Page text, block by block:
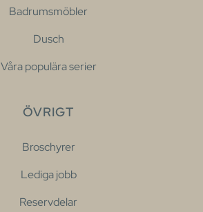
Badrumsmöbler
Dusch
Våra populära serier
ÖVRIGT
Broschyrer
Lediga jobb
Reservdelar